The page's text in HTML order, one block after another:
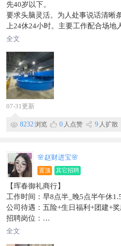
先40岁以下。
要求头脑灵活。为人处事说话清晰
上24休24小时。主要工作配合场地
看管设备与设备的正确使用。
每个月4000外加300餐补有意者请
地点：合作区大鲜水产海鲜池场地
信息有效期到2026/09/26
全文
07-31更新
8232浏览 0 人点赞 9 人扩散
🌸赵财进宝🌸
置顶 其它招聘
【珲春御礼商行】
工作时间：早8点半_晚5点半午休
公司待遇：五险+生日福利+团建+
招聘岗位：
销售/会销专员1名
全文